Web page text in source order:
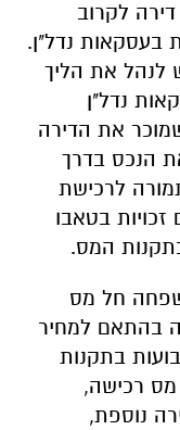
לקרוב
בעסקאות נדל"ן.
לנהל את הליך
נדל"ן
את הדירה
הנכס בדרך
לרכישת
בטאבו
המס.
חל מס
בהתאם למחיר
בתקנות
מס רכישה,
נוספת,